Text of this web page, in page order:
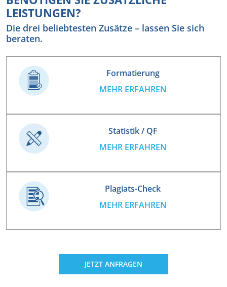
LEISTUNGEN?
Die drei beliebtesten Zusätze – lassen Sie sich
beraten.
Formatierung
MEHR ERFAHREN
Statistik / QF
MEHR ERFAHREN
Plagiats-Check
MEHR ERFAHREN
JETZT ANFRAGEN